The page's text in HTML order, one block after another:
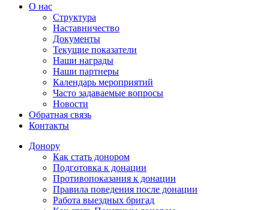
О нас
Структура
Наставничество
Документы
Текущие показатели
Наши награды
Наши партнеры
Календарь мероприятий
Часто задаваемые вопросы
Новости
Обратная связь
Контакты
Донору
Как стать донором
Подготовка к донации
Противопоказания к донации
Правила поведения после донации
Работа выездных бригад